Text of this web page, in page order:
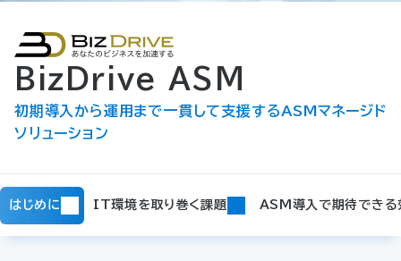
BizDrive ASM
初期導入から運用まで一貫して支援するASMマネージド
ソリューション
はじめに IT環境を取り巻く課題 ASM導入で期待できる